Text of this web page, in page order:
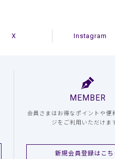
X Instagram
MEMBER
会員さまはお得なポイントや便
ジをご利用いただけま
新規会員登録はこち